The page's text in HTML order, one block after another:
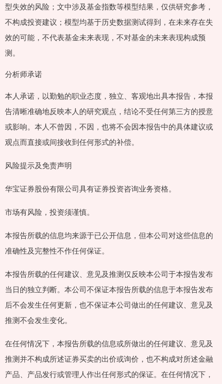
型失效的风险；文中涉及基金指数等模型结果，仅供研究参考，
不构成投资建议；模型均基于历史数据测试得到，在未来存在失
效的可能，不代表基金未来表现，不对基金的未来表现构成预
测。
分析师承诺
本人承诺，以勤勉的职业态度，独立、客观地出具本报告，本报
告清晰准确地反映本人的研究观点，结论不受任何第三方的授意
或影响。本人不曾因，不因，也将不会因本报告中的具体建议或
观点而直接或间接收到任何形式的补偿。
风险提示及免责声明
华宝证券股份有限公司具有证券投资咨询业务资格。
市场有风险，投资须谨慎。
本报告所载的信息均来源于已公开信息，但本公司对这些信息的
准确性及完整性不作任何保证。
本报告所载的任何建议、意见及推测仅反映本公司于本报告发布
当日的独立判断。本公司不保证本报告所载的信息于本报告发布
后不会发生任何更新，也不保证本公司做出的任何建议、意见及
推测不会发生变化。
在任何情况下，本报告所载的信息或所做出的任何建议、意见及
推测并不构成所述证券买卖的出价或询价，也不构成对所述金融
产品、产品发行或管理人作出任何形式的保证。在任何情况下，